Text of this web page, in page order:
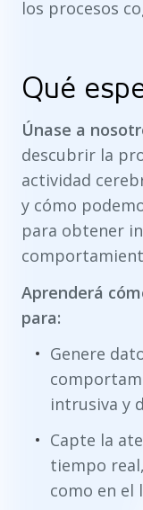
los procesos
Qué
Únase a
descubrir la
actividad
y cómo
para obtener
Aprenderá
para:
Genere
intrusiva y
Capte la
tiempo
como en